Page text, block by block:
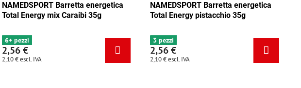
NAMEDSPORT Barretta energetica
Total Energy mix Caraibi 35g
NAMEDSPORT Barretta
Total Energy pistacchio 35g